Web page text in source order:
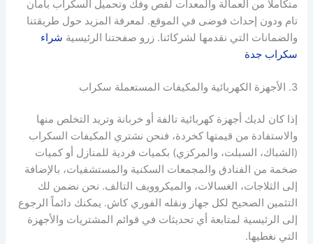
متكاملاً من العمالة والمعدات لقص وفك وتحميل السكراب بأمان
تام ودون إحداث فوضى في الموقع. لمعرفة المزيد حول طريقتنا
والضمانات التي نقدمها لشركائنا. زرو صفحتنا الرئيسية شراء
سكراب جدة
3. الأجهزة الكهربائية والمكيفات المستعملة سكراب
إذا كان لديك أجهزة كهربائية تالفة أو خربانة وتريد التخلص منها
والاستفادة من قيمتها كخردة، فنحن نشتري المكيفات السكراب
(الشباك، السبلت، والمركزي) بكميات فردية للمنازل أو كميات
ضخمة من الفنادق والمجمعات السكنية والمستشفيات، بالإضافة
إلى الثلاجات، الغسالات، والميكروويف التالف. نحن نضمن لك
التثمين الصحيح لكل جهاز ونقله الفوري كاش. يمكنك دائماً الرجوع
إلى الرئيسية لمتابعة أي تحديثات في قوائم المشتريات والأجهزة
التي نغطيها.